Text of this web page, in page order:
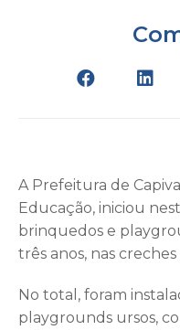
A Prefeitura de
Educação, iniciou
brinquedos e
três anos, nas
No total, foram
playgrounds ursos,